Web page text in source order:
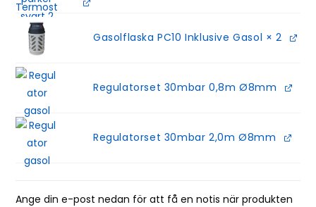
Gasolflaska PC10 Inklusive Gasol × 2
Regulatorset 30mbar 0,8m Ø8mm
Regulatorset 30mbar 2,0m Ø8mm
Ange din e-post nedan för att få en notis när produkten